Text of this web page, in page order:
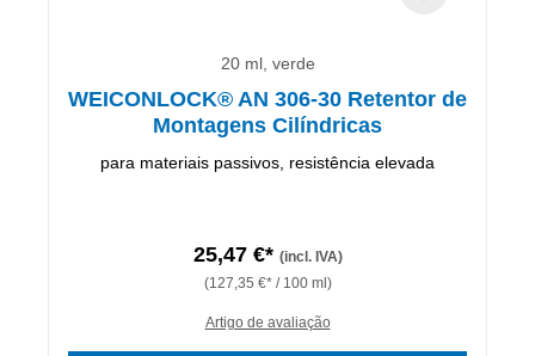
20 ml, verde
WEICONLOCK® AN 306-30 Retentor de
Montagens Cilíndricas
para materiais passivos, resistência elevada
25,47 €* (incl. IVA)
(127,35 €* / 100 ml)
Artigo de avaliação